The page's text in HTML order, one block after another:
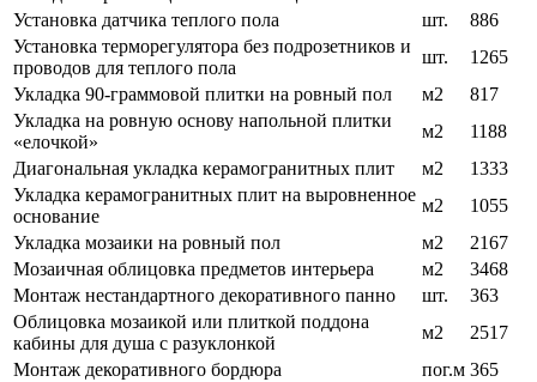
Установка датчика теплого пола
шт.
886
Установка терморегулятора без подрозетников и
проводов для теплого пола
шт.
1265
Укладка 90-граммовой плитки на ровный пол
м2
817
Укладка на ровную основу напольной плитки
«елочкой»
м2
1188
Диагональная укладка керамогранитных плит
м2
1333
Укладка керамогранитных плит на выровненное
основание
м2
1055
Укладка мозаики на ровный пол
м2
2167
Мозаичная облицовка предметов интерьера
м2
3468
Монтаж нестандартного декоративного панно
шт.
363
Облицовка мозаикой или плиткой поддона
кабины для душа с разуклонкой
м2
2517
Монтаж декоративного бордюра
пог.м 365